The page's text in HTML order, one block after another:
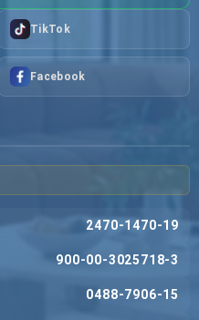
TikTok
Facebook
2470-1470-19
900-00-3025718-3
0488-7906-15